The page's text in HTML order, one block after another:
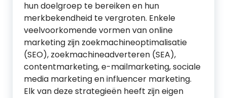
hun doelgroep te bereiken en hun
merkbekendheid te vergroten. Enkele
veelvoorkomende vormen van online
marketing zijn zoekmachineoptimalisatie
(SEO), zoekmachineadverteren (SEA),
contentmarketing, e-mailmarketing, sociale
media marketing en influencer marketing.
Elk van deze strategieën heeft zijn eigen